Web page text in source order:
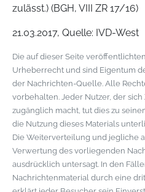
zulässt.) (BGH, VIII ZR 17/16)
21.03.2017, Quelle: IVD-West
Die auf dieser Seite
Urheberrecht und sind Eigentum
der Nachrichten-Quelle. Alle
vorbehalten. Jeder Nutzer, der
zugänglich macht, tut dies zu
die Nutzung dieses Materials
Die Weiterverteilung und jegliche
Verwertung des vorliegenden
ausdrücklich untersagt. In den
Nachrichtenmaterial durch eine